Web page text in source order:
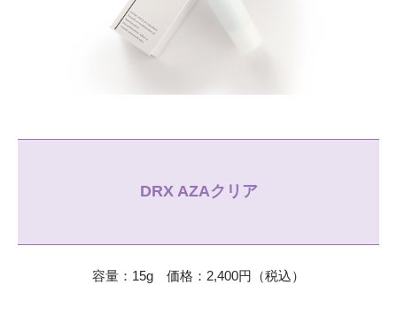
DRX AZAクリア
容量：15g 価格：2,400円（税込）